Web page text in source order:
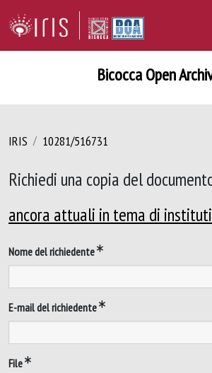
Bicocca Open
IRIS 10281/516731
Richiedi una copia del
ancora attuali in tema di
Nome del richiedente
E-mail del richiedente
File